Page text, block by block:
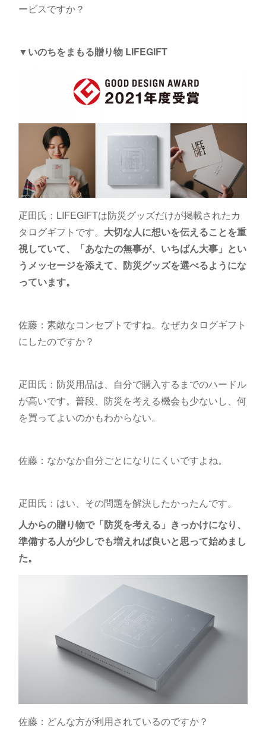
ービスですか？
▼いのちをまもる贈り物 LIFEGIFT
疋田氏：LIFEGIFTは防災グッズだけが掲載されたカ
タログギフトです。 大切な人に想いを伝えることを重
視していて、「あなたの無事が、いちばん大事」とい
うメッセージを添えて、防災グッズを選べるようにな
っています。
佐藤：素敵なコンセプトですね。なぜカタログギフト
にしたのですか？
疋田氏：防災用品は、自分で購入するまでのハードル
が高いです。普段、防災を考える機会も少ないし、何
を買ってよいのかもわからない。
佐藤：なかなか自分ごとになりにくいですよね。
疋田氏：はい、その問題を解決したかったんです。
人からの贈り物で「防災を考える」きっかけになり、
準備する人が少しでも増えれば良いと思って始めまし
た。
佐藤：どんな方が利用されているのですか？